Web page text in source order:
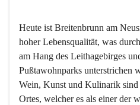
Heute ist Breitenbrunn am
hoher Lebensqualität, was
am Hang des Leithagebirges
Pußtawohnparks unterstrichen
Wein, Kunst und Kulinarik sind
Ortes, welcher es als einer der